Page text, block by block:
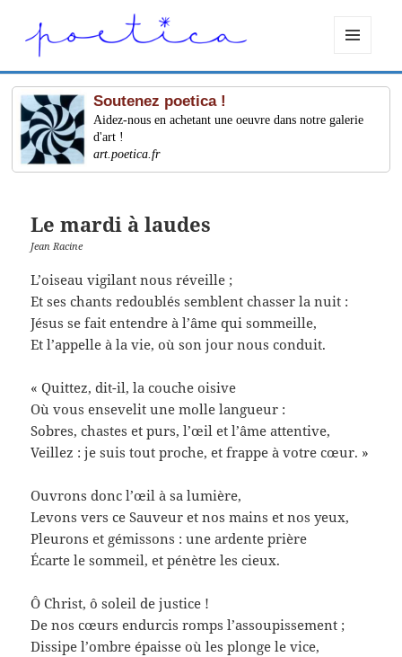
ET
WIDGETS
Soutenez poetica !
Aidez-nous en achetant une oeuvre dans notre galerie
d'art !
art.poetica.fr
Le mardi à laudes
Jean Racine
L’oiseau vigilant nous réveille ;
Et ses chants redoublés semblent chasser la nuit :
Jésus se fait entendre à l’âme qui sommeille,
Et l’appelle à la vie, où son jour nous conduit.
« Quittez, dit-il, la couche oisive
Où vous ensevelit une molle langueur :
Sobres, chastes et purs, l’œil et l’âme attentive,
Veillez : je suis tout proche, et frappe à votre cœur. »
Ouvrons donc l’œil à sa lumière,
Levons vers ce Sauveur et nos mains et nos yeux,
Pleurons et gémissons : une ardente prière
Écarte le sommeil, et pénètre les cieux.
Ô Christ, ô soleil de justice !
De nos cœurs endurcis romps l’assoupissement ;
Dissipe l’ombre épaisse où les plonge le vice,